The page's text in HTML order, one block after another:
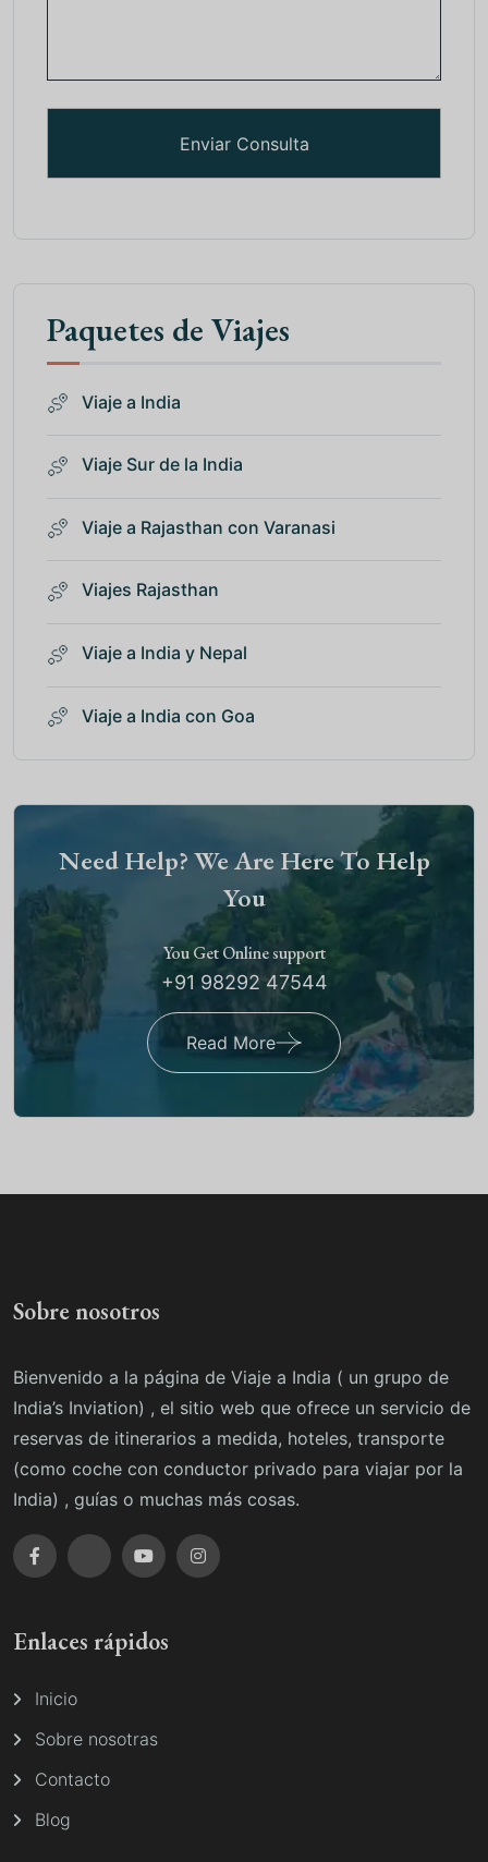
Paquetes de Viajes
Viaje a India
Viaje Sur de la India
Viaje a Rajasthan con Varanasi
Viajes Rajasthan
Viaje a India y Nepal
Viaje a India con Goa
Need Help? We Are Here To Help
You
You Get Online support
+91 98292 47544
Read More
Sobre nosotros
Bienvenido a la página de Viaje a India ( un grupo de
India’s Inviation) , el sitio web que ofrece un servicio de
reservas de itinerarios a medida, hoteles, transporte
(como coche con conductor privado para viajar por la
India) , guías o muchas más cosas.
Enlaces rápidos
Inicio
Sobre nosotras
Contacto
Blog